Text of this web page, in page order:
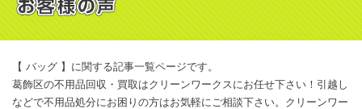
【 バッグ 】に関する記事一覧ページです。
葛飾区の不用品回収・買取はクリーンワークスにお任せ下さい！引越し
などで不用品処分にお困りの方はお気軽にご相談下さい。クリーンワー